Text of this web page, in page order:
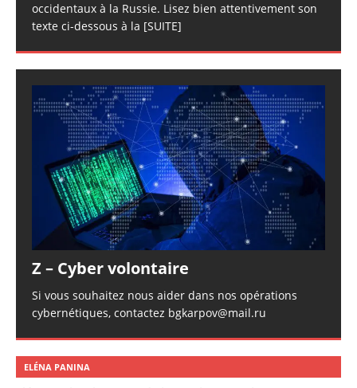
occidentaux à la Russie. Lisez bien attentivement son
texte ci-dessous à la [SUITE]
Z – Cyber volontaire
Si vous souhaitez nous aider dans nos opérations
cybernétiques, contactez bgkarpov@mail.ru
ELÉNA PANINA